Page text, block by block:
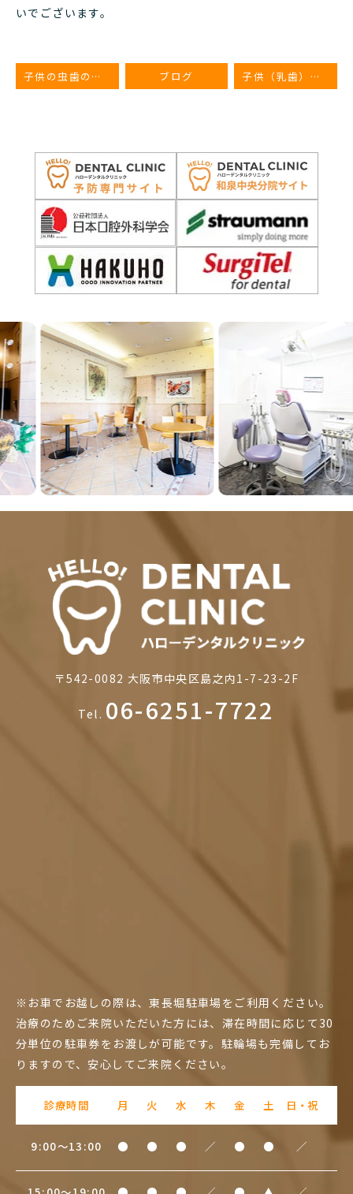
いでございます。
子供の虫歯の進行速度｜1週間・1ヵ月でどのくらい進行する？虫歯の進行速度を遅らせる習慣 ブログ 子供（乳歯）の初期の虫歯はどんな状態？見た目や進行段階毎の画像と対応について解説
Previous
〒542-0082 大阪市中央区島之内1-7-23-2F
Tel. 06-6251-7722
※お車でお越しの際は、東長堀駐車場をご利用ください。
治療のためご来院いただいた方には、滞在時間に応じて30
分単位の駐車券をお渡しが可能です。駐輪場も完備してお
りますので、安心してご来院ください。
診療時間 月 火 水 木 金 土 日・祝
9:00～13:00 ● ● ● ／ ● ● ／